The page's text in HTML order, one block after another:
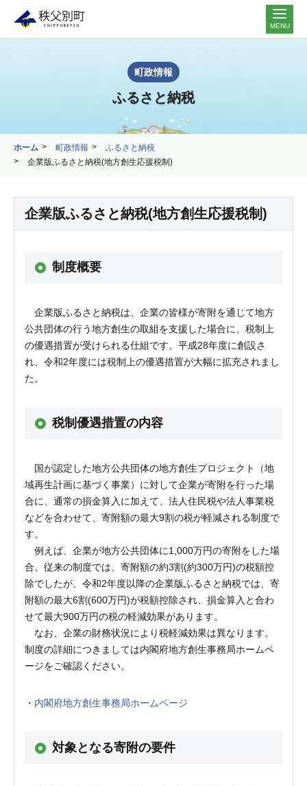
MENU
町政情報
ふるさと納税
ホーム 町政情報
ふるさと納税
企業版ふるさと納税(地方創生応援税制)
企業版ふるさと納税(地方創生応援税制)
制度概要
企業版ふるさと納税は、企業の皆様が寄附を通じて地方
公共団体の行う地方創生の取組を支援した場合に、税制上
の優遇措置が受けられる仕組です。平成28年度に創設さ
れ、令和2年度には税制上の優遇措置が大幅に拡充されまし
た。
税制優遇措置の内容
国が認定した地方公共団体の地方創生プロジェクト（地
域再生計画に基づく事業）に対して企業が寄附を行った場
合に、通常の損金算入に加えて、法人住民税や法人事業税
などを合わせて、寄附額の最大9割の税が軽減される制度で
す。
例えば、企業が地方公共団体に1,000万円の寄附をした場
合、従来の制度では、寄附額の約3割(約300万円)の税額控
除でしたが、令和2年度以降の企業版ふるさと納税では、寄
附額の最大6割(600万円)が税額控除され、損金算入と合わ
せて最大900万円の税の軽減効果があります。
なお、企業の財務状況により税軽減効果は異なります。
制度の詳細につきましては内閣府地方創生事務局ホームペ
ージをご確認ください。
内閣府地方創生事務局ホームページ
対象となる寄附の要件